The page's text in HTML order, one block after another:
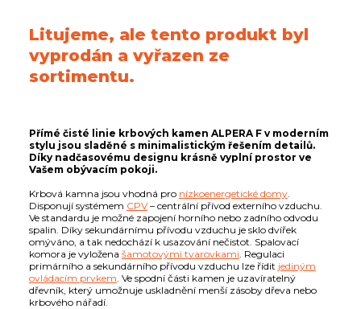
Litujeme, ale tento produkt byl
vyprodán a vyřazen ze
sortimentu.
Přímé čisté linie krbových kamen ALPERA F v moderním
stylu jsou sladěné s minimalistickým řešením detailů.
Díky nadčasovému designu krásně vyplní prostor ve
Vašem obývacím pokoji.
Krbová kamna jsou vhodná pro nízkoenergetické domy.
Disponují systémem CPV– centrální přívod externího vzduchu.
Ve standardu je možné zapojení horního nebo zadního odvodu
spalin. Díky sekundárnímu přívodu vzduchu je sklo dvířek
omýváno, a tak nedochází k usazování nečistot. Spalovací
komora je vyložena šamotovými tvarovkami . Regulaci
primárního a sekundárního přívodu vzduchu lze řídit jediným
ovládacím prvkem . Ve spodní části kamen je uzavíratelný
dřevník, který umožnuje uskladnění menší zásoby dřeva nebo
krbového nářadí.